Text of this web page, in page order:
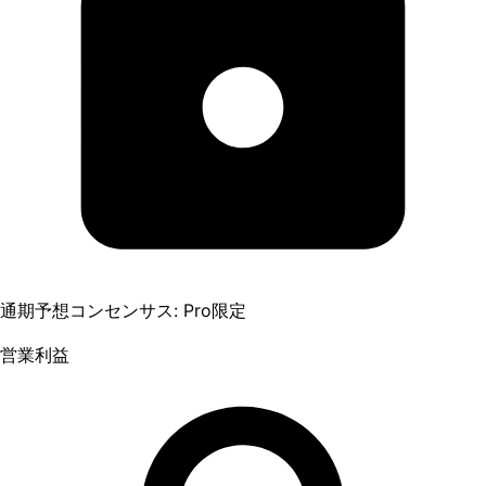
通期予想コンセンサス: Pro限定
営業利益